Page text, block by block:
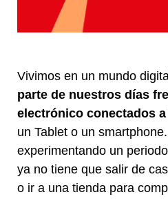
Vivimos en un mundo
parte de nuestros días
electrónico conectados
un Tablet o un
experimentando un
ya no tiene que salir de
o ir a una tienda para